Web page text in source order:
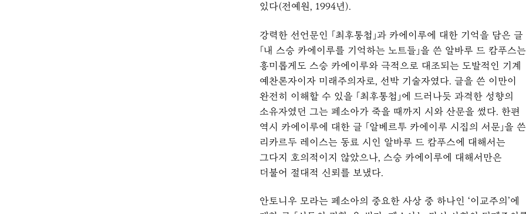
있다(전예원, 1994년).
강력한 선언문인 「최후통첩」과 카에이루에 대한 기억을 담은 글
「내 스승 카에이루를 기억하는 노트들」을 쓴 알바루 드 캄푸스는
흥미롭게도 스승 카에이루와 극적으로 대조되는 도발적인 기계
예찬론자이자 미래주의자로, 선박 기술자였다. 글을 쓴 이만이
완전히 이해할 수 있을 「최후통첩」에 드러나듯 과격한 성향의
소유자였던 그는 페소아가 죽을 때까지 시와 산문을 썼다. 한편
역시 카에이루에 대한 글 「알베르투 카에이루 시집의 서문」을 쓴
리카르두 레이스는 동료 시인 알바루 드 캄푸스에 대해서는
그다지 호의적이지 않았으나, 스승 카에이루에 대해서만은
더불어 절대적 신뢰를 보냈다.
안토니우 모라는 페소아의 중요한 사상 중 하나인 ‘이교주의’에